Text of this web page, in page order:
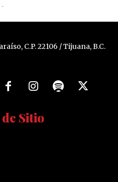
-
C.P. 22106 / Tijuana, B.C.
Sitio